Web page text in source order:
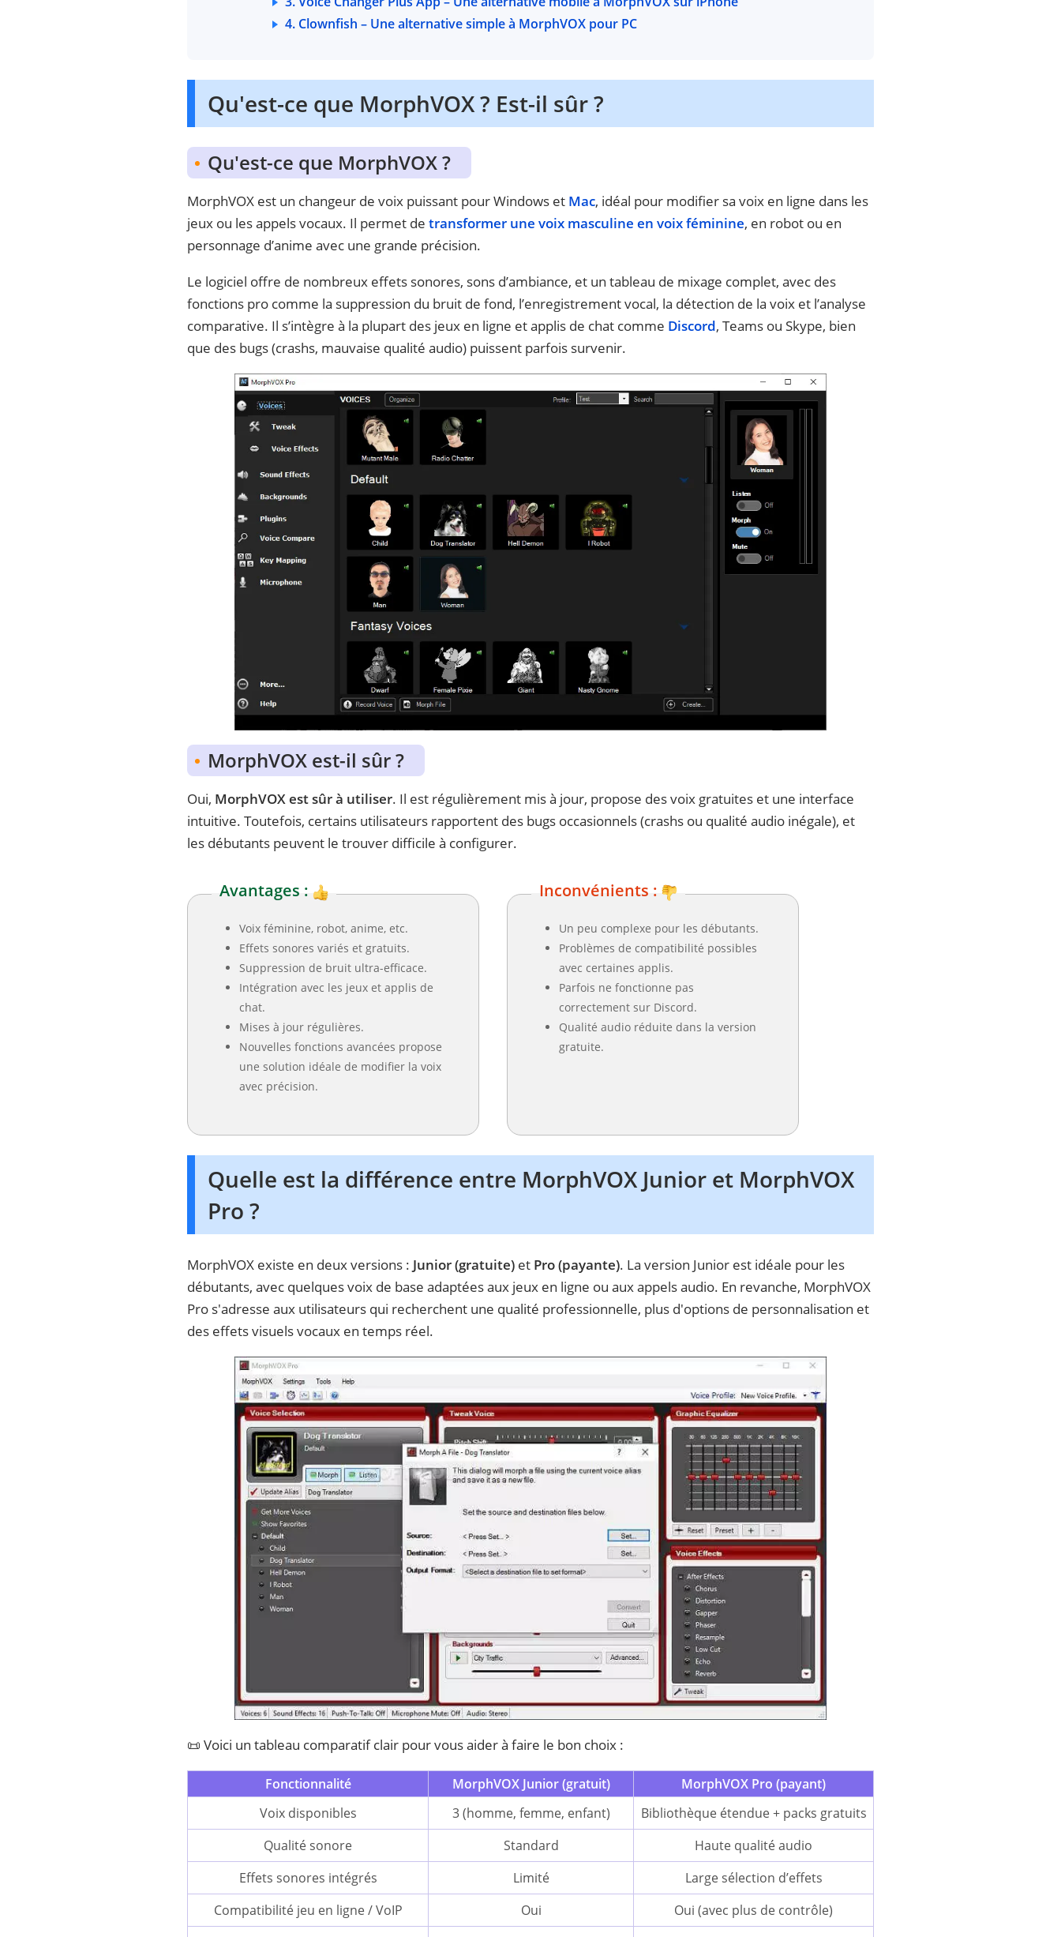
4. Clownfish – Une alternative simple à MorphVOX pour PC
Qu'est-ce que MorphVOX ? Est-il sûr ?
Qu'est-ce que MorphVOX ?
MorphVOX est un changeur de voix puissant pour Windows et Mac, idéal pour modifier sa voix en ligne dans les
jeux ou les appels vocaux. Il permet de transformer une voix masculine en voix féminine, en robot ou en
personnage d’anime avec une grande précision.
Le logiciel offre de nombreux effets sonores, sons d’ambiance, et un tableau de mixage complet, avec des
fonctions pro comme la suppression du bruit de fond, l’enregistrement vocal, la détection de la voix et l’analyse
comparative. Il s’intègre à la plupart des jeux en ligne et applis de chat comme Discord, Teams ou Skype, bien
que des bugs (crashs, mauvaise qualité audio) puissent parfois survenir.
MorphVOX est-il sûr ?
Oui, MorphVOX est sûr à utiliser. Il est régulièrement mis à jour, propose des voix gratuites et une interface
intuitive. Toutefois, certains utilisateurs rapportent des bugs occasionnels (crashs ou qualité audio inégale), et
les débutants peuvent le trouver difficile à configurer.
Avantages :
Voix féminine, robot, anime, etc.
Effets sonores variés et gratuits.
Suppression de bruit ultra-efficace.
Intégration avec les jeux et applis de
chat.
Mises à jour régulières.
Nouvelles fonctions avancées propose
une solution idéale de modifier la voix
avec précision.
Inconvénients :
Un peu complexe pour les débutants.
Problèmes de compatibilité possibles
avec certaines applis.
Parfois ne fonctionne pas
correctement sur Discord.
Qualité audio réduite dans la version
gratuite.
Quelle est la différence entre MorphVOX Junior et MorphVOX
Pro ?
MorphVOX existe en deux versions : Junior (gratuite) et Pro (payante). La version Junior est idéale pour les
débutants, avec quelques voix de base adaptées aux jeux en ligne ou aux appels audio. En revanche, MorphVOX
Pro s'adresse aux utilisateurs qui recherchent une qualité professionnelle, plus d'options de personnalisation et
des effets visuels vocaux en temps réel.
📜 Voici un tableau comparatif clair pour vous aider à faire le bon choix :
Fonctionnalité MorphVOX Junior (gratuit)
MorphVOX Pro (payant)
Voix disponibles
3 (homme, femme, enfant)
Bibliothèque étendue + packs gratuits
Qualité sonore
Standard
Haute qualité audio
Effets sonores intégrés
Limité
Large sélection d’effets
Compatibilité jeu en ligne / VoIP
Oui
Oui (avec plus de contrôle)